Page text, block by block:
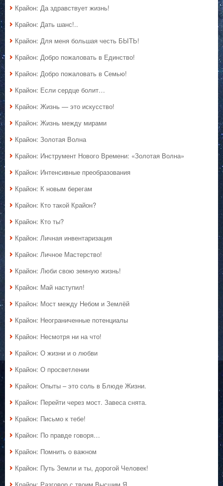
Крайон: Да здравствует жизнь!
Крайон: Дать шанс!..
Крайон: Для меня большая честь БЫТЬ!
Крайон: Добро пожаловать в Единство!
Крайон: Добро пожаловать в Семью!
Крайон: Если сердце болит…
Крайон: Жизнь — это искусство!
Крайон: Жизнь между мирами
Крайон: Золотая Волна
Крайон: Инструмент Нового Времени: «Золотая Волна»
Крайон: Интенсивные преобразования
Крайон: К новым берегам
Крайон: Кто такой Крайон?
Крайон: Кто ты?
Крайон: Личная инвентаризация
Крайон: Личное Мастерство!
Крайон: Люби свою земную жизнь!
Крайон: Май наступил!
Крайон: Мост между Небом и Землёй
Крайон: Неограниченные потенциалы
Крайон: Несмотря ни на что!
Крайон: О жизни и о любви
Крайон: О просветлении
Крайон: Опыты – это соль в Блюде Жизни.
Крайон: Перейти через мост. Завеса снята.
Крайон: Письмо к тебе!
Крайон: По правде говоря…
Крайон: Помнить о важном
Крайон: Путь Земли и ты, дорогой Человек!